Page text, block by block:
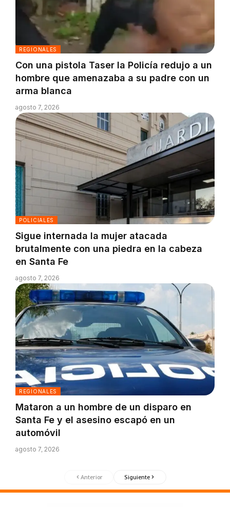
REGIONALES
Con una pistola Taser la Policía redujo a un
hombre que amenazaba a su padre con un
arma blanca
agosto 7, 2026
POLICIALES
Sigue internada la mujer atacada
brutalmente con una piedra en la cabeza
en Santa Fe
agosto 7, 2026
REGIONALES
Mataron a un hombre de un disparo en
Santa Fe y el asesino escapó en un
automóvil
agosto 7, 2026
Anterior Siguiente